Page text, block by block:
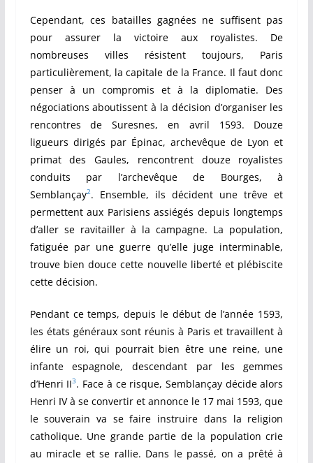
Cependant, ces batailles gagnées ne suffisent pas
pour assurer la victoire aux royalistes. De
nombreuses villes résistent toujours, Paris
particulièrement, la capitale de la France. Il faut donc
penser à un compromis et à la diplomatie. Des
négociations aboutissent à la décision d’organiser les
rencontres de Suresnes, en avril 1593. Douze
ligueurs dirigés par Épinac, archevêque de Lyon et
primat des Gaules, rencontrent douze royalistes
conduits par l’archevêque de Bourges, à
Semblançay2. Ensemble, ils décident une trêve et
permettent aux Parisiens assiégés depuis longtemps
d’aller se ravitailler à la campagne. La population,
fatiguée par une guerre qu’elle juge interminable,
trouve bien douce cette nouvelle liberté et plébiscite
cette décision.
Pendant ce temps, depuis le début de l’année 1593,
les états généraux sont réunis à Paris et travaillent à
élire un roi, qui pourrait bien être une reine, une
infante espagnole, descendant par les gemmes
d’Henri II3. Face à ce risque, Semblançay décide alors
Henri IV à se convertir et annonce le 17 mai 1593, que
le souverain va se faire instruire dans la religion
catholique. Une grande partie de la population crie
au miracle et se rallie. Dans le passé, on a prêté à